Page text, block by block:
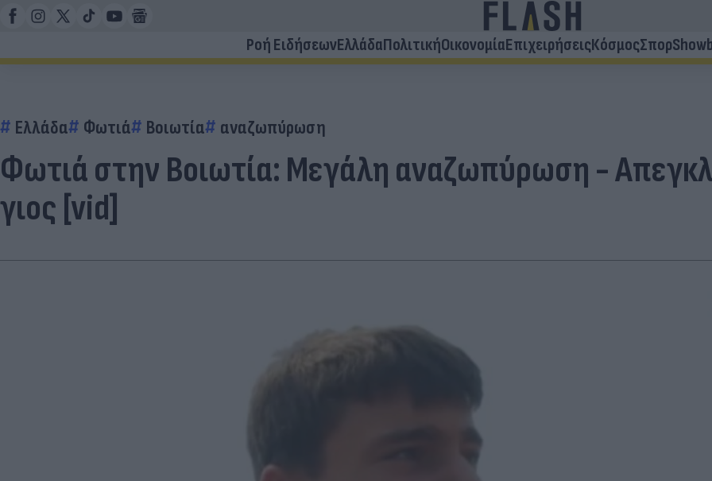
Ροή ΕιδήσεωνΕλλάδαΠολιτικήΟικονομίαΕπιχειρήσειςΚόσμοςΣπορ
Ελλάδα Φωτιά Βοιωτία αναζωπύρωση
Φωτιά στην Βοιωτία: Μεγάλη αναζωπύρωση -
γιος [vid]